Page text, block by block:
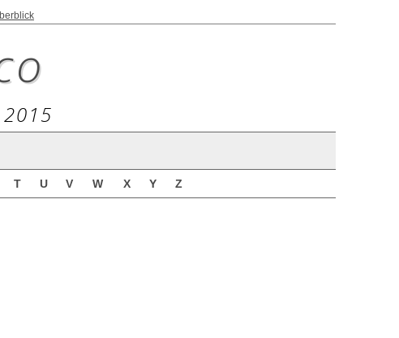
T U V W X Y Z